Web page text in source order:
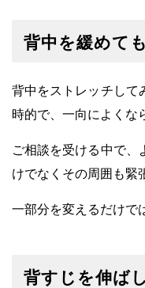
背中を緩めて
背中をストレッチして
時的で、一向によくな
ご相談を受ける中で、
けでなくその周囲も緊
一部分を変えるだけで
背すじを伸ば